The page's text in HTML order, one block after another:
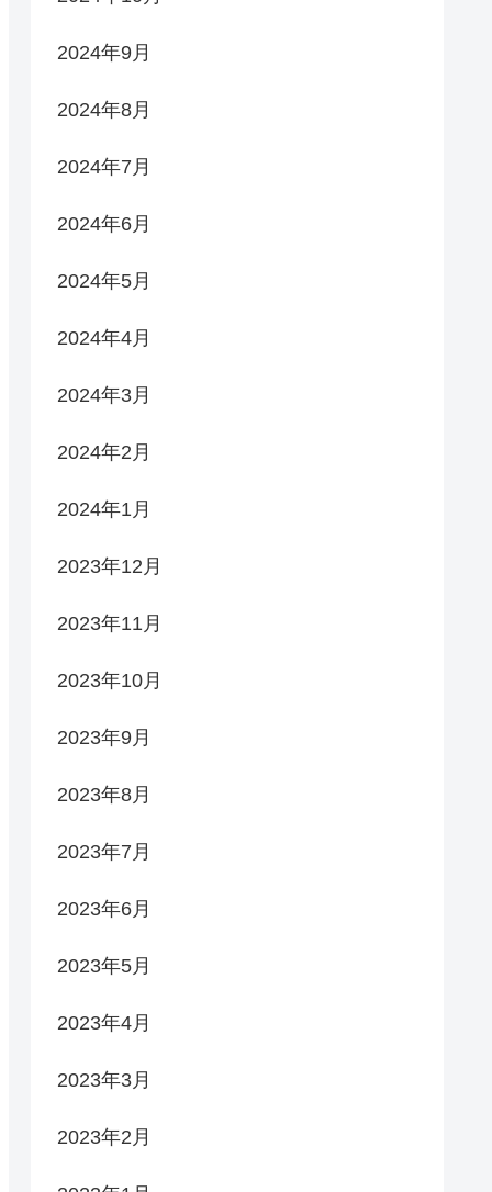
2024年9月
2024年8月
2024年7月
2024年6月
2024年5月
2024年4月
2024年3月
2024年2月
2024年1月
2023年12月
2023年11月
2023年10月
2023年9月
2023年8月
2023年7月
2023年6月
2023年5月
2023年4月
2023年3月
2023年2月